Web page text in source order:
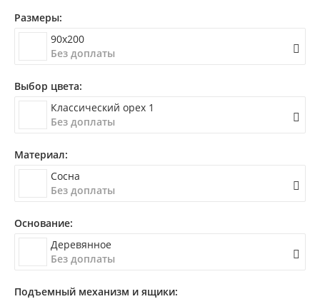
Размеры:
90x200
Без доплаты
Выбор цвета:
Классический орех 1
Без доплаты
Материал:
Сосна
Без доплаты
Основание:
Деревянное
Без доплаты
Подъемный механизм и ящики: